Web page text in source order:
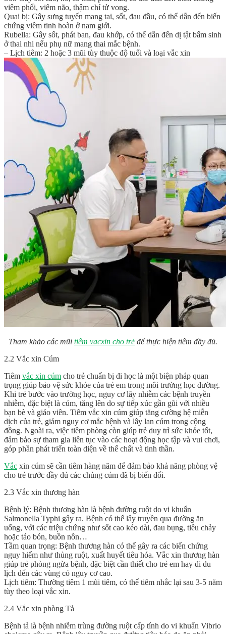
viêm phổi, viêm não, thậm chí tử vong.
Quai bị: Gây sưng tuyến mang tai, sốt, đau đầu, có thể dẫn đến biến
chứng viêm tinh hoàn ở nam giới.
Rubella: Gây sốt, phát ban, đau khớp, có thể dẫn đến dị tật bẩm sinh
ở thai nhi nếu phụ nữ mang thai mắc bệnh.
– Lịch tiêm: 2 hoặc 3 mũi tùy thuộc độ tuổi và loại vắc xin
Tham khảo các mũi tiêm vacxin cho trẻ để thực hiện tiêm đầy đủ.
2.2 Vắc xin Cúm
Tiêm vắc xin cúm cho trẻ chuẩn bị đi học là một biện pháp quan
trọng giúp bảo vệ sức khỏe của trẻ em trong môi trường học đường.
Khi trẻ bước vào trường học, nguy cơ lây nhiễm các bệnh truyền
nhiễm, đặc biệt là cúm, tăng lên do sự tiếp xúc gần gũi với nhiều
bạn bè và giáo viên. Tiêm vắc xin cúm giúp tăng cường hệ miễn
dịch của trẻ, giảm nguy cơ mắc bệnh và lây lan cúm trong cộng
đồng. Ngoài ra, việc tiêm phòng còn giúp trẻ duy trì sức khỏe tốt,
đảm bảo sự tham gia liên tục vào các hoạt động học tập và vui chơi,
góp phần phát triển toàn diện về thể chất và tinh thần.
Vắc xin cúm sẽ cần tiêm hàng năm để đảm bảo khả năng phòng vệ
cho trẻ trước đầy đủ các chủng cúm đã bị biến đổi.
2.3 Vắc xin thương hàn
Bệnh lý: Bệnh thương hàn là bệnh đường ruột do vi khuẩn
Salmonella Typhi gây ra. Bệnh có thể lây truyền qua đường ăn
uống, với các triệu chứng như sốt cao kéo dài, đau bụng, tiêu chảy
hoặc táo bón, buồn nôn…
Tầm quan trọng: Bệnh thương hàn có thể gây ra các biến chứng
nguy hiểm như thủng ruột, xuất huyết tiêu hóa. Vắc xin thương hàn
giúp trẻ phòng ngừa bệnh, đặc biệt cần thiết cho trẻ em hay đi du
lịch đến các vùng có nguy cơ cao.
Lịch tiêm: Thường tiêm 1 mũi tiêm, có thể tiêm nhắc lại sau 3-5 năm
tùy theo loại vắc xin.
2.4 Vắc xin phòng Tả
Bệnh tả là bệnh nhiễm trùng đường ruột cấp tính do vi khuẩn Vibrio